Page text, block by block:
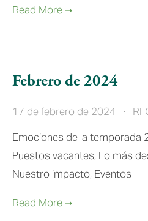
Febrero de 2024
17 de febrero de 2024
Emociones de la temporada
Puestos vacantes, Lo más
Nuestro impacto, Eventos